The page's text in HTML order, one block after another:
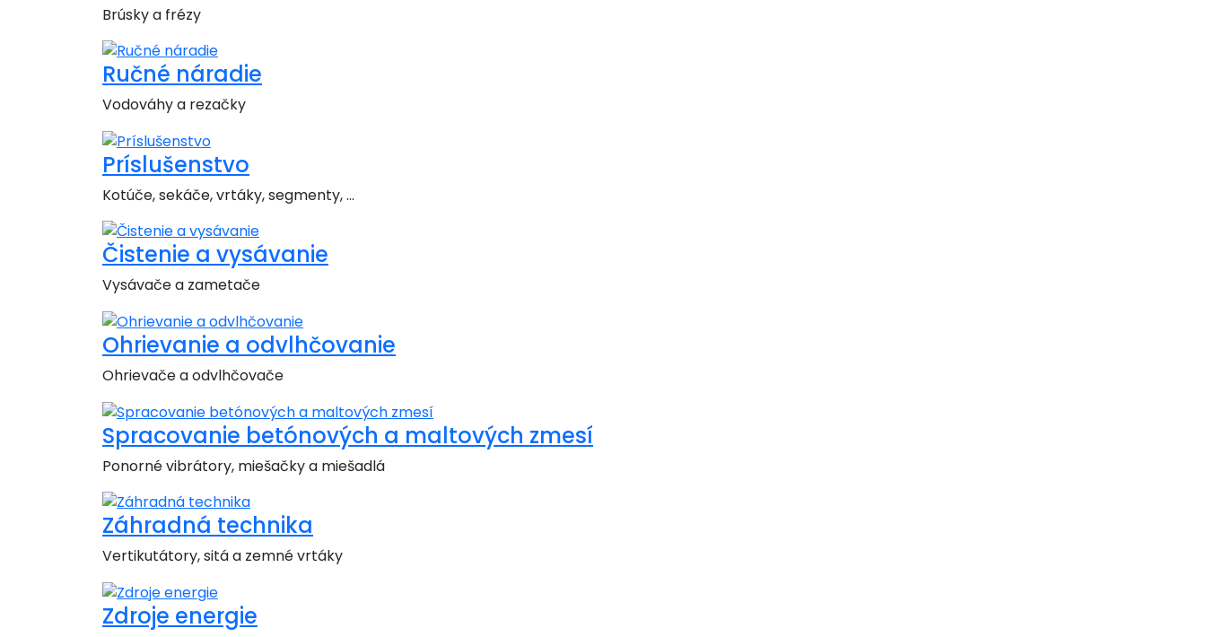
Brúsky a frézy
Ručné náradie
Vodováhy a rezačky
Príslušenstvo
Kotúče, sekáče, vrtáky, segmenty, ...
Čistenie a vysávanie
Vysávače a zametače
Ohrievanie a odvlhčovanie
Ohrievače a odvlhčovače
Spracovanie betónových a maltových zmesí
Ponorné vibrátory, miešačky a miešadlá
Záhradná technika
Vertikutátory, sitá a zemné vrtáky
Zdroje energie